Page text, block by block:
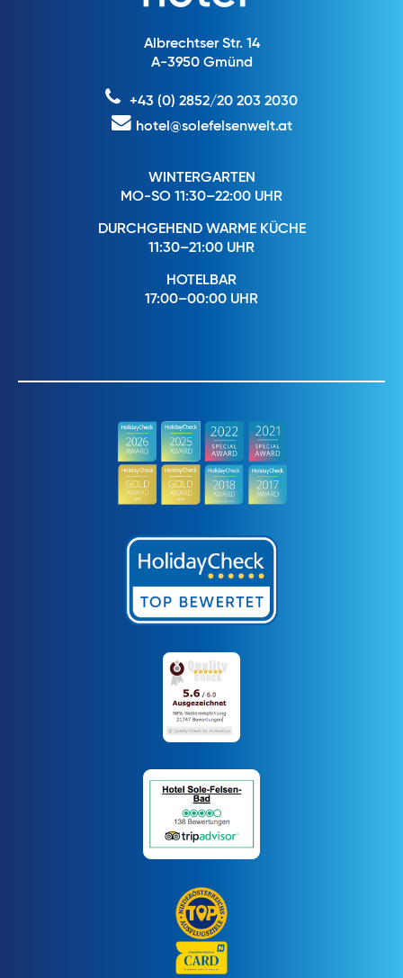
Albrechtser Str. 14
A-3950 Gmünd
+43 (0) 2852/20 203 2030
hotel@solefelsenwelt.at
WINTERGARTEN
MO-SO 11:30–22:00 UHR
DURCHGEHEND WARME KÜCHE
11:30–21:00 UHR
HOTELBAR
17:00–00:00 UHR